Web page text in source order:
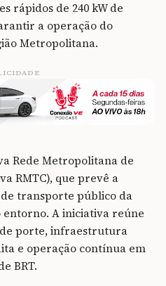
rápidos de 240 kW de
a operação do
Metropolitana.
Rede Metropolitana de
RMTC), que prevê a
transporte público da
A iniciativa reúne
porte, infraestrutura
e operação contínua em
BRT.